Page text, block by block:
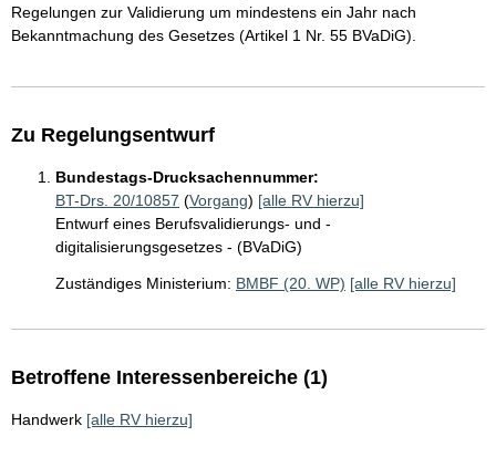
Regelungen zur Validierung um mindestens ein Jahr nach
Bekanntmachung des Gesetzes (Artikel 1 Nr. 55 BVaDiG).
Zu Regelungsentwurf
Bundestags-Drucksachennummer:
BT-Drs. 20/10857 (Vorgang) [alle RV hierzu]
Entwurf eines Berufsvalidierungs- und -
digitalisierungsgesetzes - (BVaDiG)
Zuständiges Ministerium: BMBF (20. WP) [alle RV hierzu]
Betroffene Interessenbereiche (1)
Handwerk [alle RV hierzu]